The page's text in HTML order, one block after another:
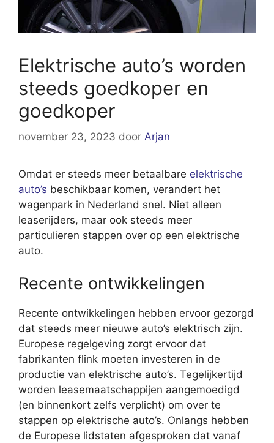
Elektrische auto’s worden
steeds goedkoper en
goedkoper
november 23, 2023 door Arjan
Omdat er steeds meer betaalbare elektrische
auto’s beschikbaar komen, verandert het
wagenpark in Nederland snel. Niet alleen
leaserijders, maar ook steeds meer
particulieren stappen over op een elektrische
auto.
Recente ontwikkelingen
Recente ontwikkelingen hebben ervoor gezorgd
dat steeds meer nieuwe auto’s elektrisch zijn.
Europese regelgeving zorgt ervoor dat
fabrikanten flink moeten investeren in de
productie van elektrische auto’s. Tegelijkertijd
worden leasemaatschappijen aangemoedigd
(en binnenkort zelfs verplicht) om over te
stappen op elektrische auto’s. Onlangs hebben
de Europese lidstaten afgesproken dat vanaf